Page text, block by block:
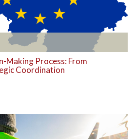
Making Process: From
Coordination